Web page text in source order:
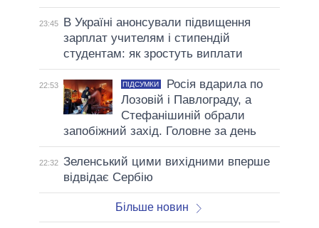
23:45
В Україні анонсували підвищення
зарплат учителям і стипендій
студентам: як зростуть виплати
22:53 ПІДСУМКИ
Росія вдарила по
Лозовій і Павлограду, а
Стефанішиній обрали
запобіжний захід. Головне за день
22:32 Зеленський цими вихідними вперше
відвідає Сербію
Більше новин